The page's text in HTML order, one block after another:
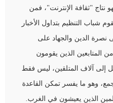
نتاج "ثقافة الإنترنت"، فمن
شباب التنظيم بتداول الأخبار
نصرة الدين والجهاد على
المتابعين الذين يقومون
إلى آلاف المتلقين، ليس فقط
وهو ما يفسر تمكن القاعدة
الذين يعيشون في الغرب.